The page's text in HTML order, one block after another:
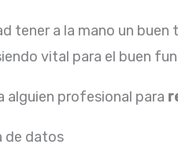
tener a la mano un buen
vital para el buen
alguien profesional para
de datos